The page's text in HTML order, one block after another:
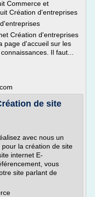
Commerce et
Création d'entreprises
Création d'entreprises
page d'accueil sur les
Il faut...
de site
avec nous un
la création de site
internet E-
vous
site parlant de